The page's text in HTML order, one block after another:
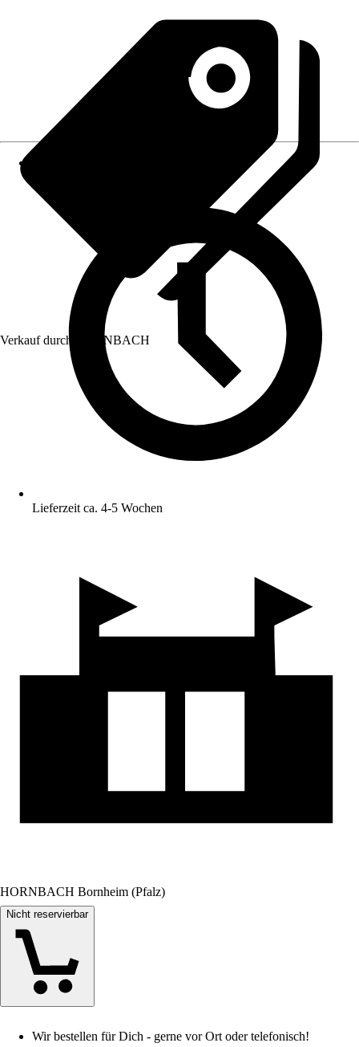
Verkauf durch: HORNBACH
Lieferzeit ca. 4-5 Wochen
HORNBACH Bornheim (Pfalz)
Nicht reservierbar
Wir bestellen für Dich - gerne vor Ort oder telefonisch!